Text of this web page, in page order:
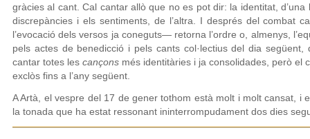
gràcies al cant. Cal cantar allò que no es pot dir: la identitat,
discrepàncies i els sentiments, de l’altra. I després del combat
l’evocació dels versos ja coneguts— retorna l’ordre o, almenys,
pels actes de benedicció i pels cants col·lectius del dia
cantar totes les cançons més identitàries i ja consolidades, però el
exclòs fins a l’any següent.
A Artà, el vespre del 17 de gener tothom està molt i molt cansat, i
la tonada que ha estat ressonant ininterrompudament dos dies